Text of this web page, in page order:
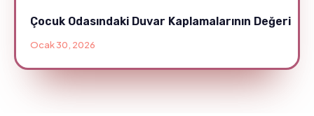
Çocuk Odasındaki Duvar Kaplamalarının Değeri
Ocak 30, 2026